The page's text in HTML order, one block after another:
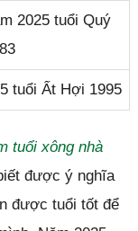
2025 tuổi Quý
tuổi Ất Hợi 1995
tuổi xông nhà
được ý nghĩa
được tuổi tốt để